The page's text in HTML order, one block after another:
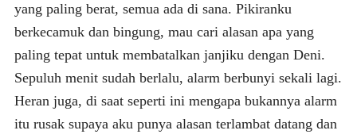
yang paling berat, semua ada di sana. Pikiranku
berkecamuk dan bingung, mau cari alasan apa yang
paling tepat untuk membatalkan janjiku dengan Deni.
Sepuluh menit sudah berlalu, alarm berbunyi sekali lagi.
Heran juga, di saat seperti ini mengapa bukannya alarm
itu rusak supaya aku punya alasan terlambat datang dan